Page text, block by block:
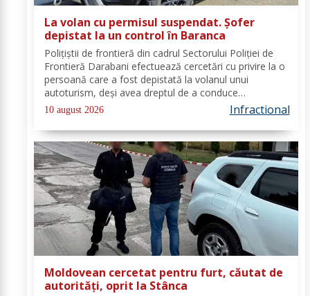
La volan cu permisul suspendat. Șofer
depistat la un control în Baranca
Poliţiştii de frontieră din cadrul Sectorului Poliției de
Frontieră Darabani efectuează cercetări cu privire la o
persoană care a fost depistată la volanul unui
autoturism, deşi avea dreptul de a conduce
suspendat. În data de 08 august a.c., în jurul orei
08.30, polițiști de frontieră din cadrul...
10 august 2026 Infractional
Moldovean cercetat pentru furt, căutat de
autorități, oprit la Stânca